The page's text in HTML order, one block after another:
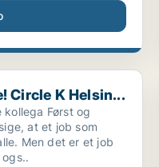
K Helsin...
Circle K Helsin...
Først og
at et job som
Men det er et job